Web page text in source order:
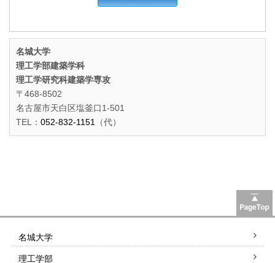
名城大学
理工学部建築学科
理工学研究科建築学専攻
〒468-8502
名古屋市天白区塩釜口1-501
TEL： 052-832-1151 （代）
名城大学
理工学部